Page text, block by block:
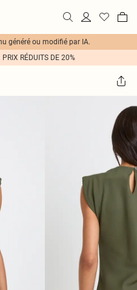
généré ou modifié par IA.
PRIX RÉDUITS DE 20%